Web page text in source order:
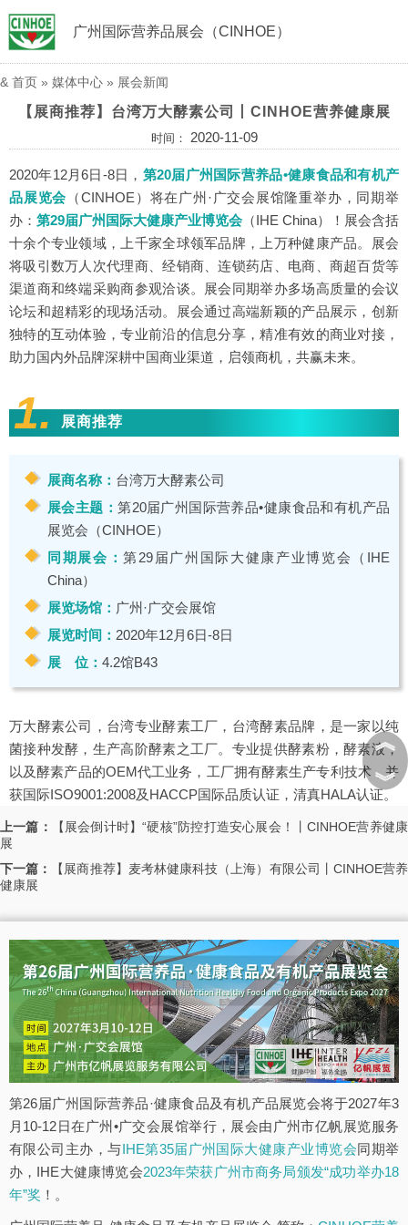
广州国际营养品展会（CINHOE）
& 首页 » 媒体中心 » 展会新闻
【展商推荐】台湾万大酵素公司丨CINHOE营养健康展
时间： 2020-11-09
2020年12月6日-8日， 第20届广州国际营养品•健康食品和有机产
品展览会 （CINHOE） 将在广州·广交会展馆隆重举办，同期举
办： 第29届广州国际大健康产业博览会 （IHE China）
！展会含括
十余个专业领域，上千家全球领军品牌，上万种健康产品。展会
将吸引数万人次代理商、经销商、连锁药店、电商、商超百货等
渠道商和终端采购商参观洽谈。展会同期举办多场高质量的会议
论坛和超精彩的现场活动。展会通过高端新颖的产品展示，创新
独特的互动体验，专业前沿的信息分享，精准有效的商业对接，
助力国内外品牌深耕中国商业渠道，启领商机，共赢未来。
1. 展商推荐
展商名称： 台湾万大酵素公司
展会主题：第20届广州国际营养品•健康食品和有机产品
展览会（CINHOE）
同期展会：第29届广州国际大健康产业博览会（IHE
China）
展览场馆： 广州·广交会展馆
展览时间： 2020年12月6日-8日
展 位： 4.2馆B43
万大酵素公司，台湾专业酵素工厂，台湾酵素品牌，是一家以纯
菌接种发酵，生产高阶酵素之工厂。专业提供酵素粉，酵素液，
以及酵素产品的OEM代工业务，工厂拥有酵素生产专利技术，并
获国际ISO9001:2008及HACCP国际品质认证，清真HALA认证。
上一篇：
【展会倒计时】“硬核”防控打造安心展会！丨CINHOE营养健康
展
下一篇：
【展商推荐】麦考林健康科技（上海）有限公司丨CINHOE营养
健康展
第26届广州国际营养品·健康食品及有机产品展览会将于2027年3
月10-12日在广州•广交会展馆举行，展会由广州市亿帆展览服务
有限公司主办，与IHE第35届广州国际大健康产业博览会同期举
办，IHE大健康博览会2023年荣获广州市商务局颁发“成功举办18
年”奖 ！。
︽
︾